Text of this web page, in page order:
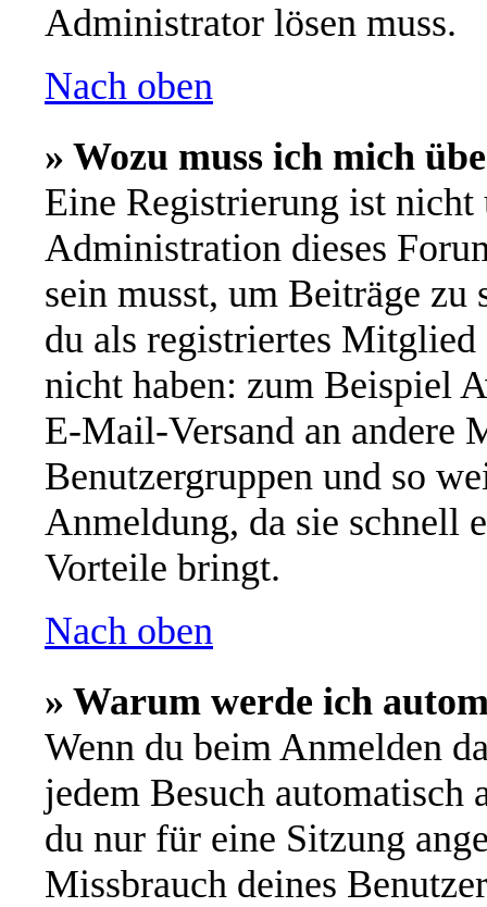
Administrator lösen muss.
Nach oben
» Wozu muss ich mich
Eine Registrierung ist
Administration dieses
sein musst, um Beiträge
du als registriertes
nicht haben: zum Beispiel
E-Mail-Versand an andere
Benutzergruppen und so
Anmeldung, da sie schnell
Vorteile bringt.
Nach oben
» Warum werde ich
Wenn du beim Anmelden
jedem Besuch automatisch
du nur für eine Sitzung
Missbrauch deines